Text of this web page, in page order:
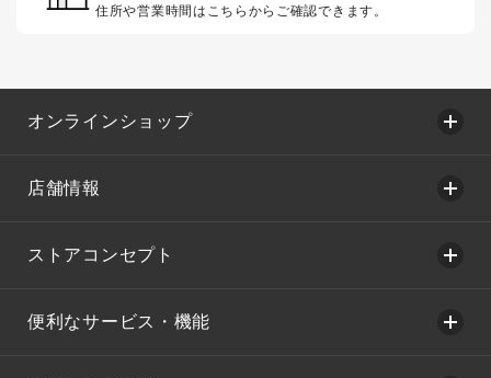
住所や営業時間はこちらからご確認できます。
オンラインショップ
店舗情報
ストアコンセプト
便利なサービス・機能